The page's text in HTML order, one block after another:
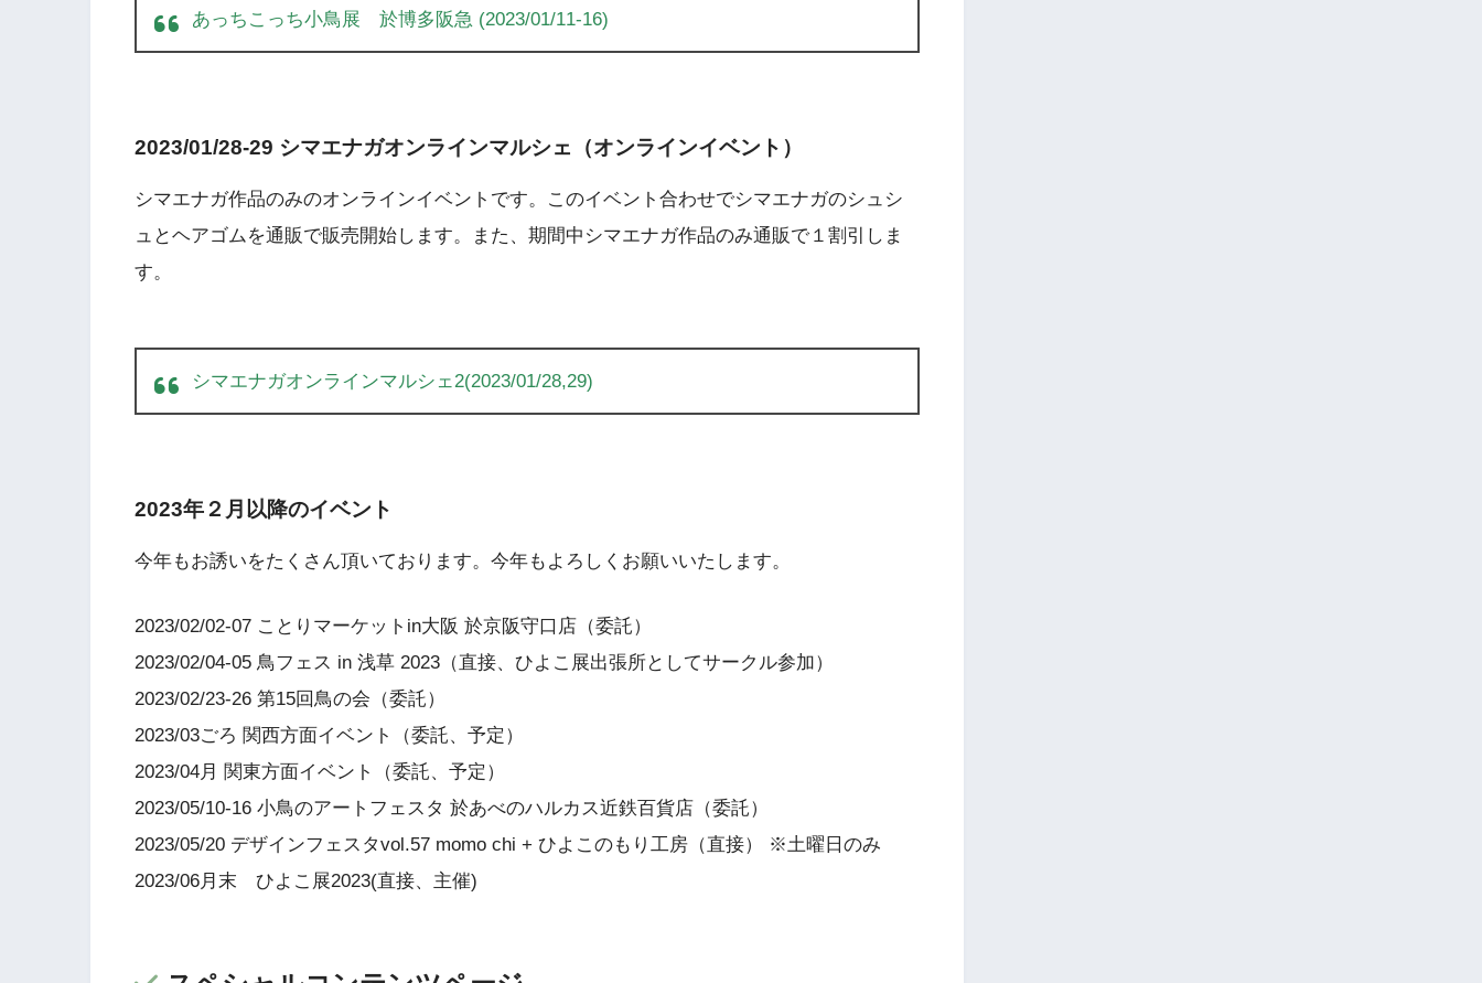
あっちこっち小鳥展 於博多阪急 (2023/01/11-16)
2023/01/28-29 シマエナガオンラインマルシェ（オンラインイベント）
シマエナガ作品のみのオンラインイベントです。このイベント合わせでシマエナガのシュシ
ュとヘアゴムを通販で販売開始します。また、期間中シマエナガ作品のみ通販で１割引しま
す。
シマエナガオンラインマルシェ2(2023/01/28,29)
2023年２月以降のイベント
今年もお誘いをたくさん頂いております。今年もよろしくお願いいたします。
2023/02/02-07 ことりマーケットin大阪 於京阪守口店（委託）
2023/02/04-05 鳥フェス in 浅草 2023（直接、ひよこ展出張所としてサークル参加）
2023/02/23-26 第15回鳥の会（委託）
2023/03ごろ 関西方面イベント（委託、予定）
2023/04月 関東方面イベント（委託、予定）
2023/05/10-16 小鳥のアートフェスタ 於あべのハルカス近鉄百貨店（委託）
2023/05/20 デザインフェスタvol.57 momo chi + ひよこのもり工房（直接） ※土曜日のみ
2023/06月末 ひよこ展2023(直接、主催)